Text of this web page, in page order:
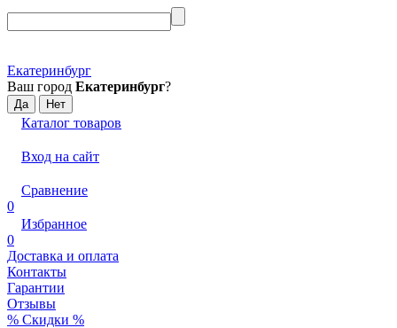
Екатеринбург
Ваш город Екатеринбург?
Каталог товаров
Вход на сайт
Сравнение
0
Избранное
0
Доставка и оплата
Контакты
Гарантии
Отзывы
% Скидки %